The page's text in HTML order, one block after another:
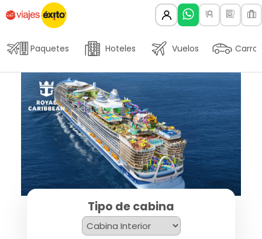
Paquetes Hoteles Vuelos Carros
Tipo de cabina